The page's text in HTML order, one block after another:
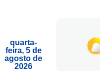
quarta-
feira, 5 de
agosto de
2026